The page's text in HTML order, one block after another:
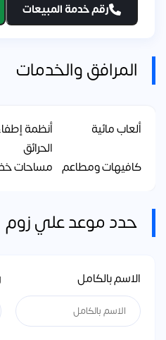
رقم خدمة المبيعات
المرافق والخدمات
ألعاب مائية
أنظمة
الحرائق
كافيهات ومطاعم مساحات
حدد موعد علي زوم
الاسم بالكامل